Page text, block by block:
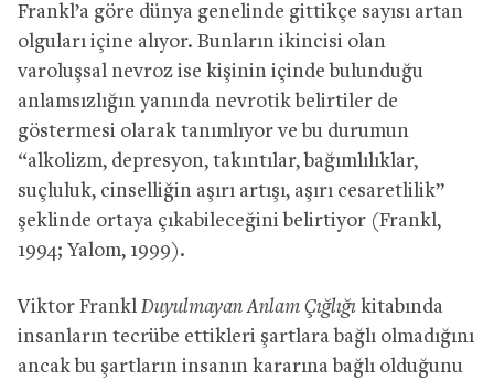
Frankl’a göre dünya genelinde gittikçe sayısı artan
olguları içine alıyor. Bunların ikincisi olan
varoluşsal nevroz ise kişinin içinde bulunduğu
anlamsızlığın yanında nevrotik belirtiler de
göstermesi olarak tanımlıyor ve bu durumun
“alkolizm, depresyon, takıntılar, bağımlılıklar,
suçluluk, cinselliğin aşırı artışı, aşırı cesaretlilik”
şeklinde ortaya çıkabileceğini belirtiyor (Frankl,
1994; Yalom, 1999).
Viktor Frankl Duyulmayan Anlam Çığlığı kitabında
insanların tecrübe ettikleri şartlara bağlı olmadığını
ancak bu şartların insanın kararına bağlı olduğunu